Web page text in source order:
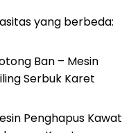
yang berbeda:
Ban – Mesin
Serbuk Karet
Penghapus Kawat